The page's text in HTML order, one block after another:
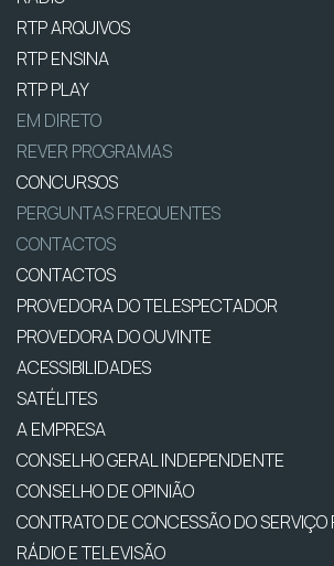
RTP ARQUIVOS
RTP ENSINA
RTP PLAY
EM DIRETO
REVER PROGRAMAS
CONCURSOS
PERGUNTAS FREQUENTES
CONTACTOS
CONTACTOS
PROVEDORA DO TELESPECTADOR
PROVEDORA DO OUVINTE
ACESSIBILIDADES
SATÉLITES
A EMPRESA
CONSELHO GERAL INDEPENDENTE
CONSELHO DE OPINIÃO
CONTRATO DE CONCESSÃO DO SERVIÇO
RÁDIO E TELEVISÃO